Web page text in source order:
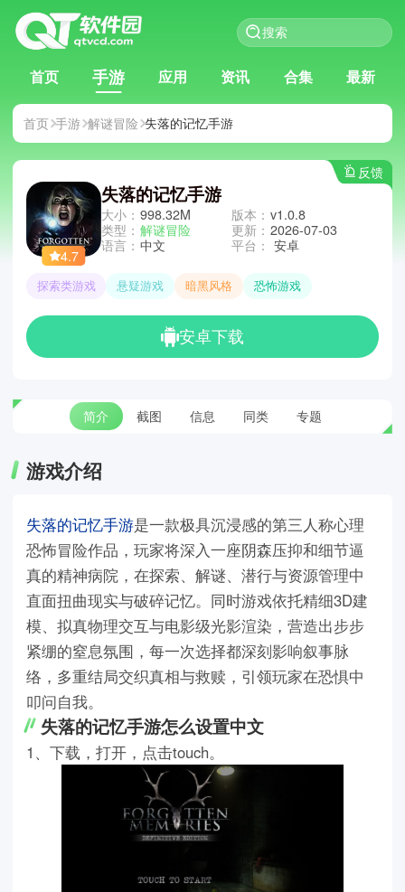
首页 手游 应用 资讯 合集 最新
首页 手游 解谜冒险 失落的记忆手游
反馈
4.7
失落的记忆手游
大小： 998.32M
类型： 解谜冒险
语言： 中文
版本： v1.0.8
更新： 2026-07-03
平台： 安卓
探索类游戏 悬疑游戏 暗黑风格 恐怖游戏
安卓下载
简介 截图 信息 同类 专题
游戏介绍
失落的记忆手游是一款极具沉浸感的第三人称心理
恐怖冒险作品，玩家将深入一座阴森压抑和细节逼
真的精神病院，在探索、解谜、潜行与资源管理中
直面扭曲现实与破碎记忆。同时游戏依托精细3D建
模、拟真物理交互与电影级光影渲染，营造出步步
紧绷的窒息氛围，每一次选择都深刻影响叙事脉
络，多重结局交织真相与救赎，引领玩家在恐惧中
叩问自我。
失落的记忆手游怎么设置中文
1、下载，打开，点击touch。